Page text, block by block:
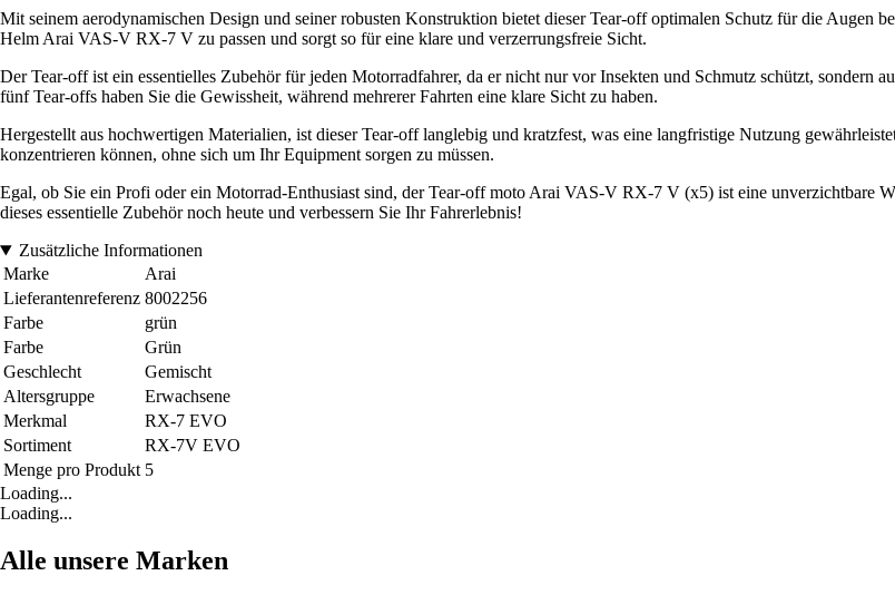
Mit seinem aerodynamischen Design und seiner robusten Konstruktion bietet dieser Tear-off optimalen Schutz für die Augen
Helm Arai VAS-V RX-7 V zu passen und sorgt so für eine klare und verzerrungsfreie Sicht.
Der Tear-off ist ein essentielles Zubehör für jeden Motorradfahrer, da er nicht nur vor Insekten und Schmutz schützt, sondern
fünf Tear-offs haben Sie die Gewissheit, während mehrerer Fahrten eine klare Sicht zu haben.
Hergestellt aus hochwertigen Materialien, ist dieser Tear-off langlebig und kratzfest, was eine langfristige Nutzung
konzentrieren können, ohne sich um Ihr Equipment sorgen zu müssen.
Egal, ob Sie ein Profi oder ein Motorrad-Enthusiast sind, der Tear-off moto Arai VAS-V RX-7 V (x5) ist eine unverzichtbare
dieses essentielle Zubehör noch heute und verbessern Sie Ihr Fahrerlebnis!
Zusätzliche Informationen
Marke
Arai
Lieferantenreferenz 8002256
Farbe
grün
Farbe
Grün
Geschlecht
Gemischt
Altersgruppe
Erwachsene
Merkmal
RX-7 EVO
Sortiment
RX-7V EVO
Menge pro Produkt 5
Loading...
Loading...
Alle unsere Marken